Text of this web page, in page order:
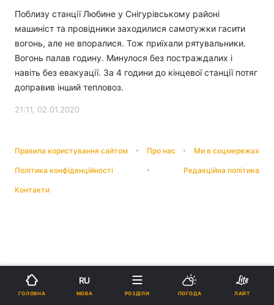
Поблизу станції Любине у Снігурівському районі
машиніст та провідники заходилися самотужки гасити
вогонь, але не впоралися. Тож приїхали рятувальники.
Вогонь палав годину. Минулося без постраждалих і
навіть без евакуації. За 4 години до кінцевої станції потяг
доправив інший тепловоз.
21:11, 02.01.2020
Правила користування сайтом Про нас Ми в соцмережах
Політика конфіденційності Редакційна політика
Контакти
ГОЛОВНА
RU
МОВА РОЗДІЛИ ПОГОДА ЛАЙТ